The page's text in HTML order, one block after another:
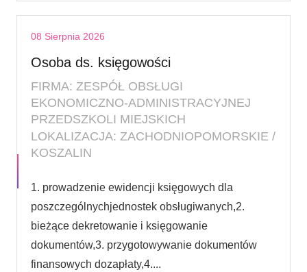
08 Sierpnia 2026
Osoba ds. księgowości
FIRMA: ZESPÓŁ OBSŁUGI
EKONOMICZNO-ADMINISTRACYJNEJ
PRZEDSZKOLI MIEJSKICH
LOKALIZACJA: ZACHODNIOPOMORSKIE /
KOSZALIN
1. prowadzenie ewidencji księgowych dla
poszczególnychjednostek obsługiwanych,2.
bieżące dekretowanie i księgowanie
dokumentów,3. przygotowywanie dokumentów
finansowych dozapłaty,4....